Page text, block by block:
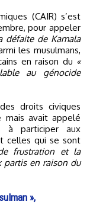
(CAIR) s’est
pour appeler
défaite de Kamala
les musulmans,
en raison du «
au génocide
droits civiques
mais avait appelé
à participer aux
celles qui se sont
frustration et la
partis en raison du
»,